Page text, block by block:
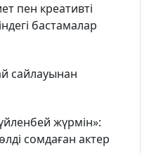
пен креативті
бастамалар
сайлауынан
жүрмін»:
сомдаған актер